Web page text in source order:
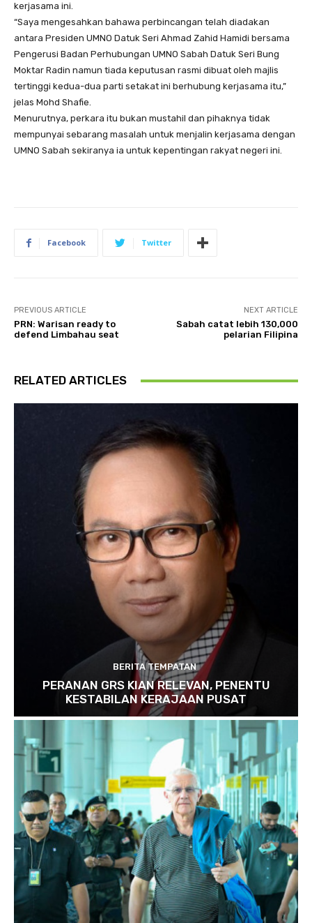
kerjasama ini.
“Saya mengesahkan bahawa perbincangan telah diadakan
antara Presiden UMNO Datuk Seri Ahmad Zahid Hamidi bersama
Pengerusi Badan Perhubungan UMNO Sabah Datuk Seri Bung
Moktar Radin namun tiada keputusan rasmi dibuat oleh majlis
tertinggi kedua-dua parti setakat ini berhubung kerjasama itu,”
jelas Mohd Shafie.
Menurutnya, perkara itu bukan mustahil dan pihaknya tidak
mempunyai sebarang masalah untuk menjalin kerjasama dengan
UMNO Sabah sekiranya ia untuk kepentingan rakyat negeri ini.
Facebook Twitter
PREVIOUS ARTICLE
PRN: Warisan ready to
defend Limbahau seat
NEXT ARTICLE
Sabah catat lebih 130,000
pelarian Filipina
RELATED ARTICLES
BERITA TEMPATAN
PERANAN GRS KIAN RELEVAN, PENENTU
KESTABILAN KERAJAAN PUSAT